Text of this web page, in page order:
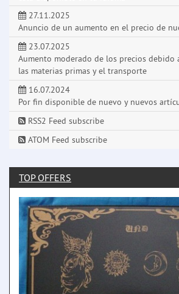
27.11.2025
Anuncio de un aumento en el precio de
23.07.2025
Aumento moderado de los precios debido
las materias primas y el transporte
16.07.2024
Por fin disponible de nuevo y nuevos
RSS2 Feed subscribe
ATOM Feed subscribe
TOP OFFERS